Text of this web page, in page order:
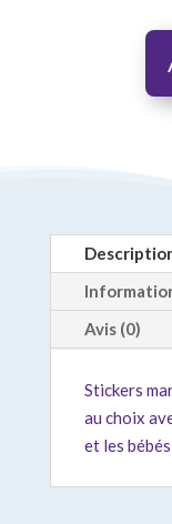
Avis (0)
Stickers
au choix
et les